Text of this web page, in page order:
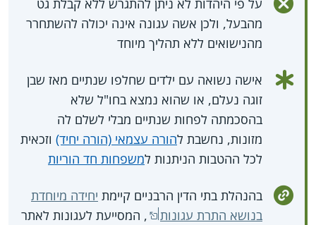
על פי היהדות לא ניתן להתגרש ללא קבלת גט
מהבעל, ולכן אשה עגונה אינה יכולה להשתחרר
מהנישואים ללא תהליך מיוחד
אישה נשואה עם ילדים שחלפו שנתיים מאז שבן
זוגה נעלם, או שהוא נמצא בחו"ל שלא
בהסכמתה לפחות שנתיים מבלי לשלם לה
מזונות, נחשבת להורה עצמאי (הורה יחיד) וזכאית
לכל ההטבות הניתנות למשפחות חד הוריות
בהנהלת בתי הדין הרבניים קיימת יחידה מיוחדת
בנושא התרת עגונות
, המסייעת לעגונות לאתר